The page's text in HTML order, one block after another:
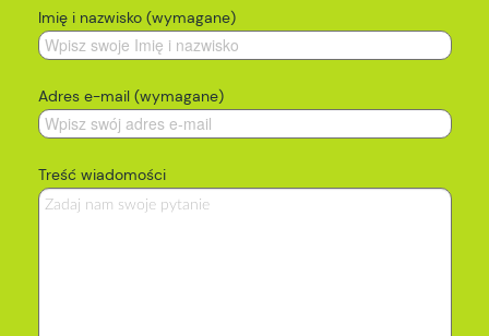
Imię i nazwisko (wymagane)
Adres e-mail (wymagane)
Treść wiadomości